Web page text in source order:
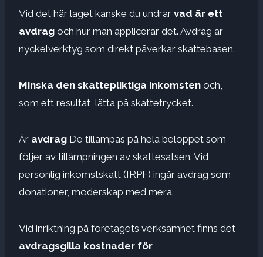
Vid det här laget kanske du undrar vad är ett
avdrag och hur man applicerar det. Avdrag är
nyckelverktyg som direkt påverkar skattebasen.
Minska den skattepliktiga inkomsten och,
som ett resultat, lätta på skattetrycket.
Är avdrag De tillämpas på hela beloppet som
följer av tillämpningen av skattesatsen. Vid
personlig inkomstskatt (IRPF) ingår avdrag som
donationer, moderskap med mera.
Vid inriktning på företagets verksamhet finns det
avdragsgilla kostnader för